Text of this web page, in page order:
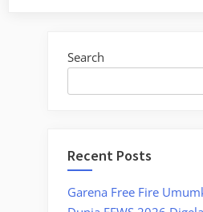
Search
Recent Posts
Garena Free Fire